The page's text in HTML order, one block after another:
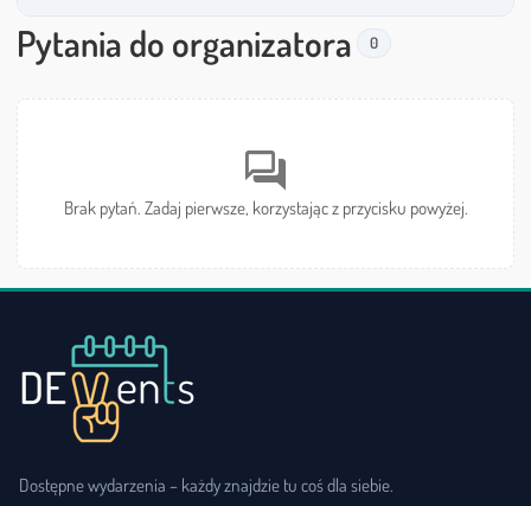
Pytania do organizatora 0
forum
Brak pytań. Zadaj pierwsze, korzystając z przycisku powyżej.
Dostępne wydarzenia – każdy znajdzie tu coś dla siebie.